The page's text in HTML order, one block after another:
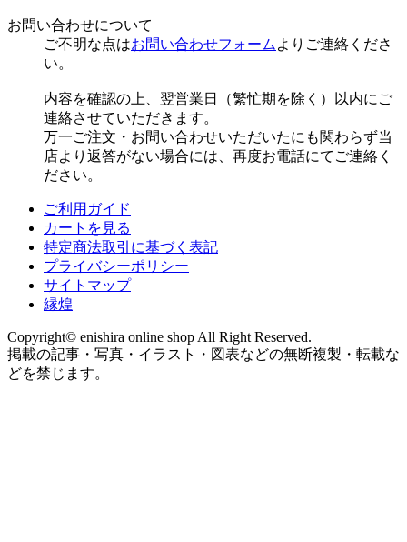
お問い合わせについて
ご不明な点はお問い合わせフォーム よりご連絡くださ
い。
内容を確認の上、翌営業日（繁忙期を除く）以内にご
連絡させていただきます。
万一ご注文・お問い合わせいただいたにも関わらず当
店より返答がない場合には、再度お電話にてご連絡く
ださい。
ご利用ガイド
カートを見る
特定商法取引に基づく表記
プライバシーポリシー
サイトマップ
縁煌
Copyright© enishira online shop All Right Reserved.
掲載の記事・写真・イラスト・図表などの無断複製・転載な
どを禁じます。